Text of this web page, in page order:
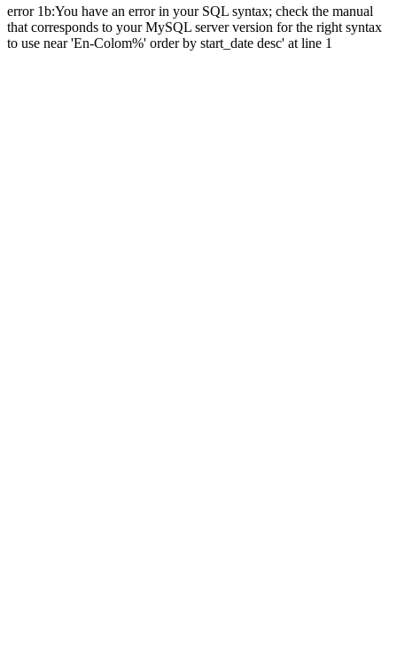
error 1b:You have an error in your SQL syntax; check the manual
that corresponds to your MySQL server version for the right syntax
to use near 'En-Colom%' order by start_date desc' at line 1